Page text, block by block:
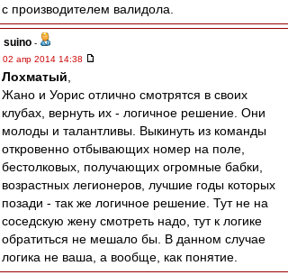
с производителем валидола.
suino -
02 апр 2014 14:38
Лохматый
Жано и Уорис отлично смотрятся в своих
клубах, вернуть их - логичное решение. Они
молоды и талантливы. Выкинуть из команды
откровенно отбывающих номер на поле,
бестолковых, получающих огромные бабки,
возрастных легионеров, лучшие годы которых
позади - так же логичное решение. Тут не на
соседскую жену смотреть надо, тут к логике
обратиться не мешало бы. В данном случае
логика не ваша, а вообще, как понятие.